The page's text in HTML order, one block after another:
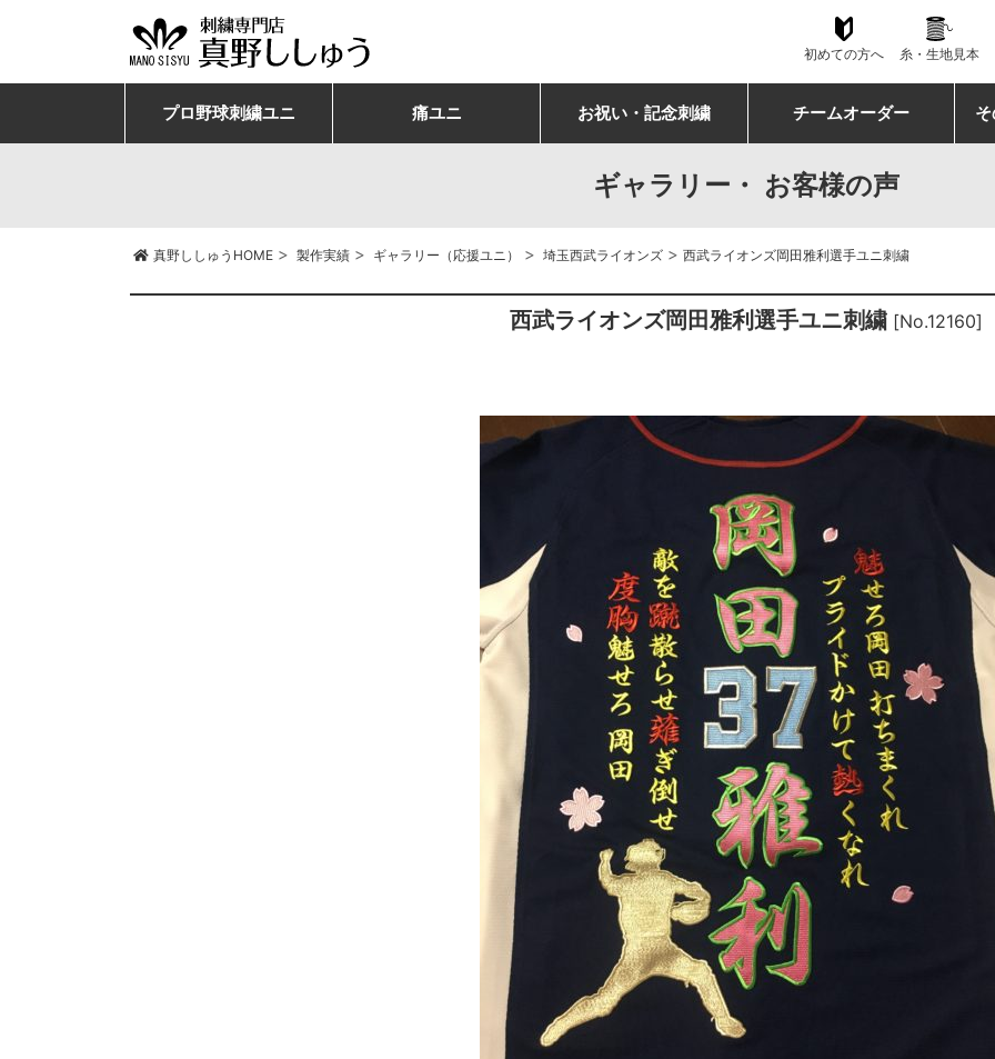
初めての方へ 糸・生地見本
プロ野球刺繍ユニ 痛ユニ お祝い・記念刺繍 チームオーダー
ギャラリー・ お客様の声
真野ししゅうHOME> 製作実績> ギャラリー（応援ユニ） > 埼玉西武ライオンズ> 西武ライオンズ岡田雅利選手ユニ刺繍
西武ライオンズ岡田雅利選手ユニ刺繍 [No.12160]